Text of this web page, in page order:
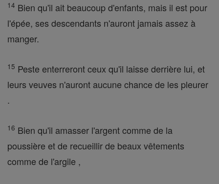
14 Bien qu'il ait beaucoup d'enfants, mais il est pour
l'épée, ses descendants n'auront jamais assez à
manger.
15 Peste enterreront ceux qu'il laisse derrière lui, et
leurs veuves n'auront aucune chance de les pleurer
.
16 Bien qu'il amasser l'argent comme de la
poussière et de recueillir de beaux vêtements
comme de l'argile ,